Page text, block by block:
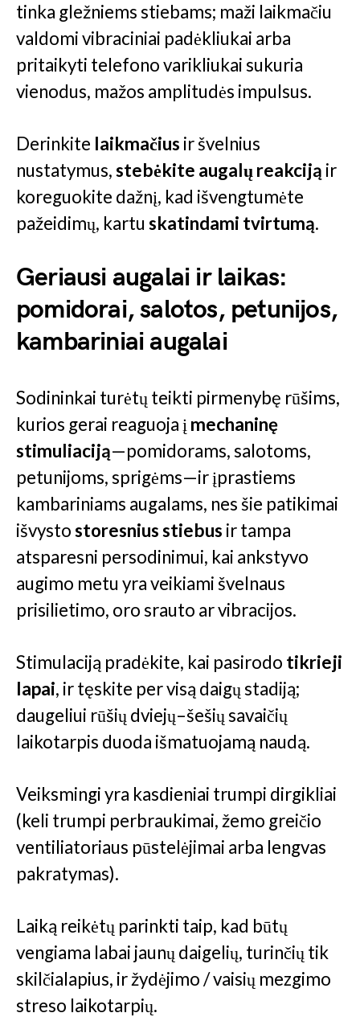
tinka gležniems stiebams; maži laikmačiu
valdomi vibraciniai padėkliukai arba
pritaikyti telefono varikliukai sukuria
vienodus, mažos amplitudės impulsus.
Derinkite laikmačius ir švelnius
nustatymus,stebėkite augalų reakciją ir
koreguokite dažnį, kad išvengtumėte
pažeidimų, kartu skatindami tvirtumą.
Geriausi augalai ir laikas:
pomidorai, salotos, petunijos,
kambariniai augalai
Sodininkai turėtų teikti pirmenybę rūšims,
kurios gerai reaguoja į mechaninę
stimuliaciją—pomidorams, salotoms,
petunijoms, sprigėms—ir įprastiems
kambariniams augalams, nes šie patikimai
išvystostoresnius stiebus ir tampa
atsparesni persodinimui, kai ankstyvo
augimo metu yra veikiami švelnaus
prisilietimo, oro srauto ar vibracijos.
Stimulaciją pradėkite, kai pasirodo tikrieji
lapai, ir tęskite per visą daigų stadiją;
daugeliui rūšių dviejų–šešių savaičių
laikotarpis duoda išmatuojamą naudą.
Veiksmingi yra kasdieniai trumpi dirgikliai
(keli trumpi perbraukimai, žemo greičio
ventiliatoriaus pūstelėjimai arba lengvas
pakratymas).
Laiką reikėtų parinkti taip, kad būtų
vengiama labai jaunų daigelių, turinčių tik
skilčialapius, ir žydėjimo / vaisių mezgimo
streso laikotarpių.